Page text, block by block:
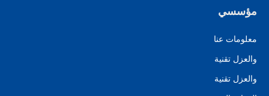
مؤسسي
معلومات عنا
والعزل تقنية
والعزل تقنية